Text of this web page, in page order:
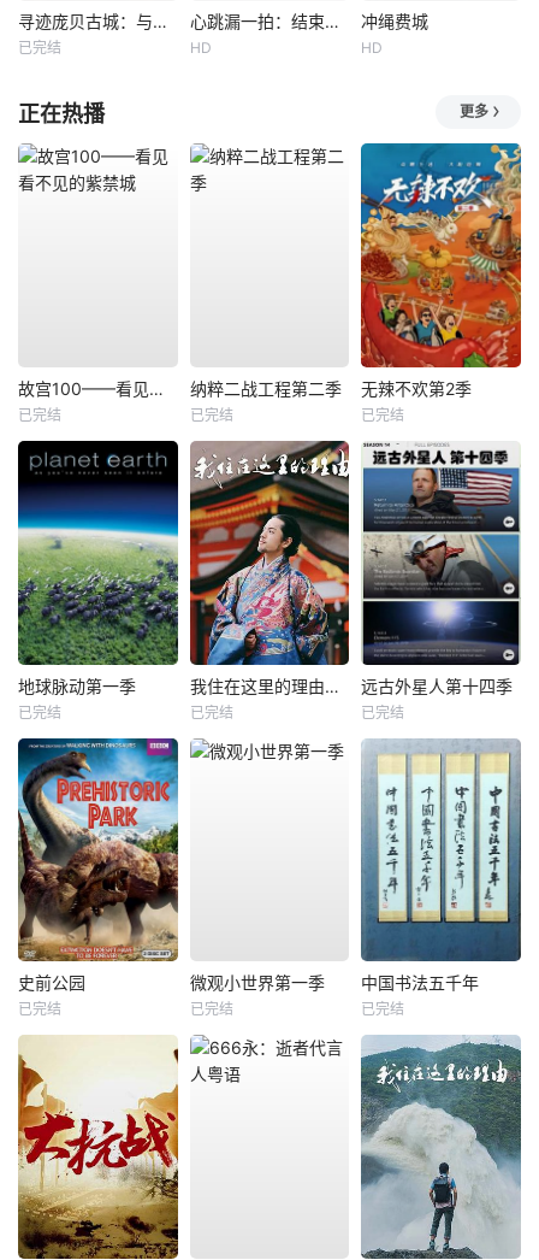
寻迹庞贝古城：与汤姆·希德勒斯顿同行
已完结
心跳漏一拍：结束在一声嗨
HD
冲绳费城
HD
正在热播 更多
故宫100——看见看不见的紫禁城
已完结
纳粹二战工程第二季
已完结
无辣不欢第2季
已完结
地球脉动第一季
已完结
我住在这里的理由第二季
已完结
远古外星人第十四季
已完结
史前公园
已完结
微观小世界第一季
已完结
中国书法五千年
已完结